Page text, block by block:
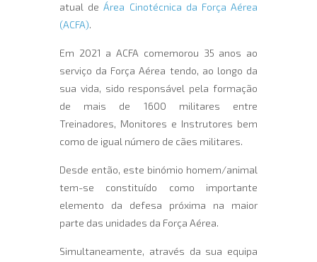
atual deÁrea Cinotécnica da Força Aérea
(ACFA).
Em 2021 a ACFA comemorou 35 anos ao
serviço da Força Aérea tendo, ao longo da
sua vida, sido responsável pela formação
de mais de 1600 militares entre
Treinadores, Monitores e Instrutores bem
como de igual número de cães militares.
Desde então, este binómio homem/animal
tem-se constituído como importante
elemento da defesa próxima na maior
parte das unidades da Força Aérea.
Simultaneamente, através da sua equipa